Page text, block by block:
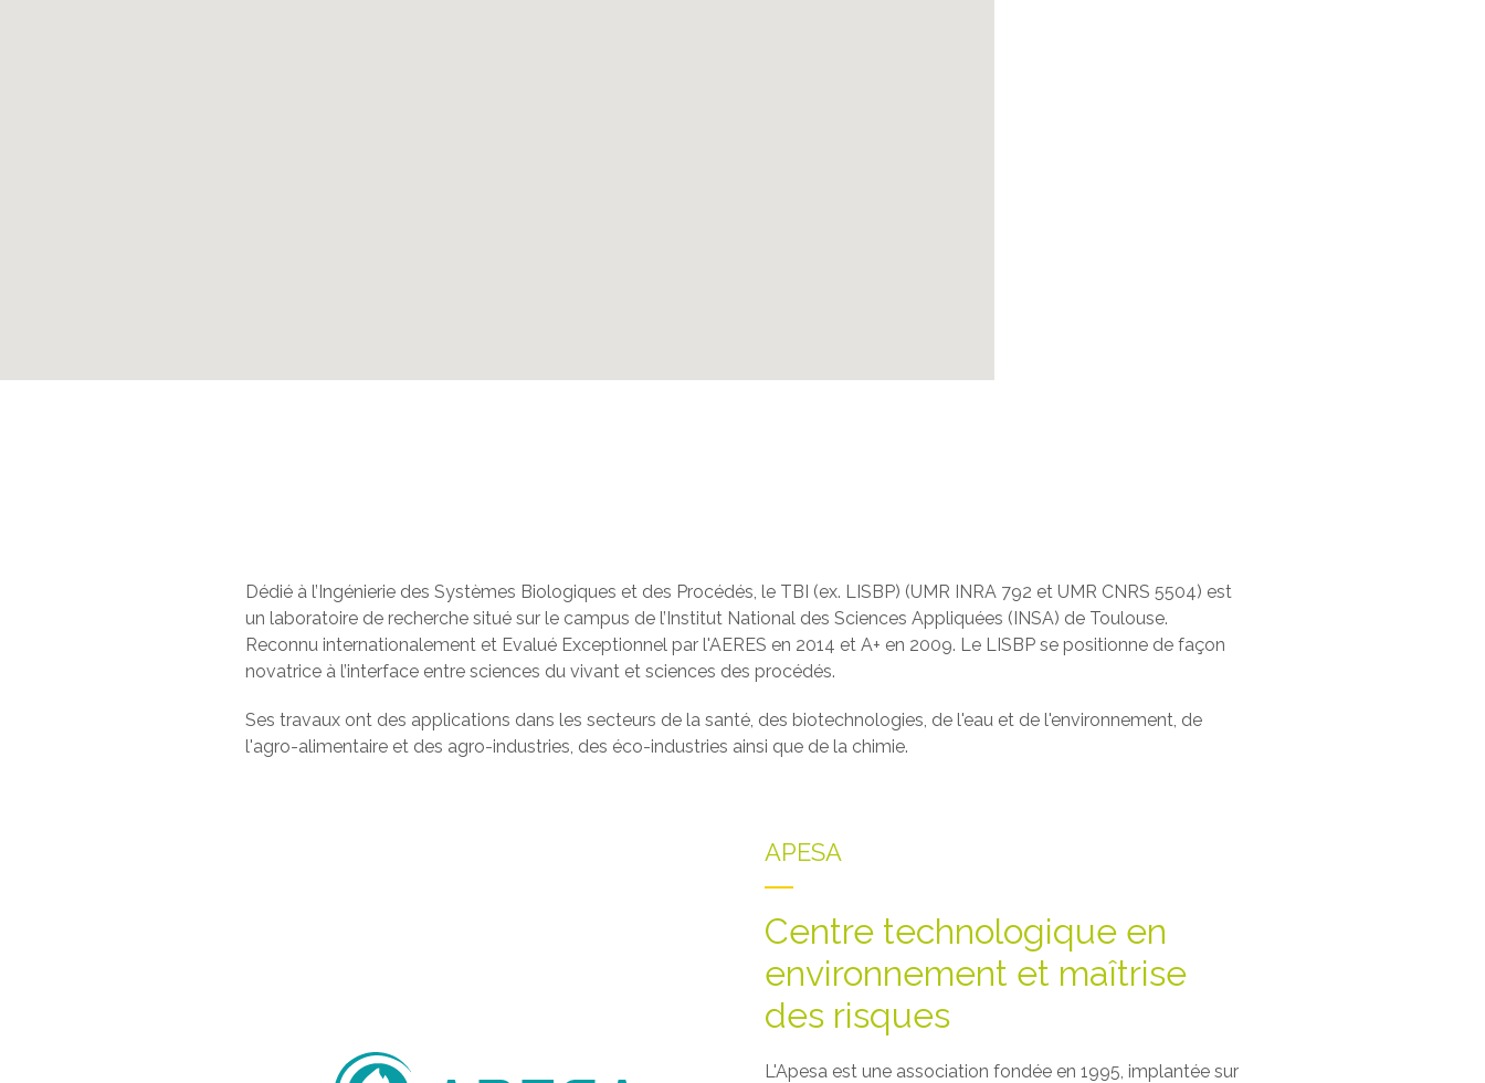
Dédié à l’Ingénierie des Systèmes Biologiques et des Procédés, le TBI (ex. LISBP) (UMR INRA 792 et UMR CNRS 5504) est
un laboratoire de recherche situé sur le campus de l’Institut National des Sciences Appliquées (INSA) de Toulouse.
Reconnu internationalement et Evalué Exceptionnel par l'AERES en 2014 et A+ en 2009. Le LISBP se positionne de façon
novatrice à l’interface entre sciences du vivant et sciences des procédés.
Ses travaux ont des applications dans les secteurs de la santé, des biotechnologies, de l'eau et de l'environnement, de
l'agro-alimentaire et des agro-industries, des éco-industries ainsi que de la chimie.
APESA
Centre technologique en
environnement et maîtrise
des risques
L'Apesa est une association fondée en 1995, implantée sur